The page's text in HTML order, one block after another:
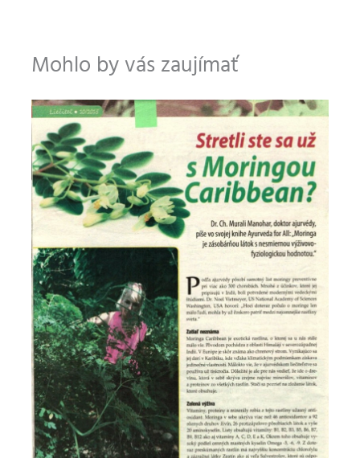
Mohlo by vás zaujímať